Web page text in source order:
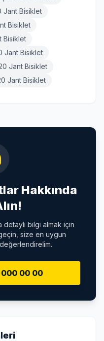
Jant Bisiklet
Bisiklet
Bisiklet
Jant Bisiklet
Jant Bisiklet
Jant Bisiklet
Hakkında
detaylı bilgi almak için
size en uygun
00 00